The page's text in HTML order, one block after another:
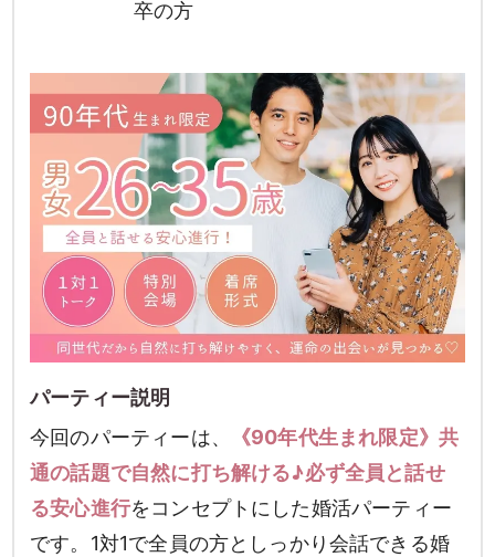
卒の方
パーティー説明
今回のパーティーは、
《90年代生まれ限定》共
通の話題で自然に打ち解ける♪必ず全員と話せ
る安心進行をコンセプトにした婚活パーティー
です。1対1で全員の方としっかり会話できる婚